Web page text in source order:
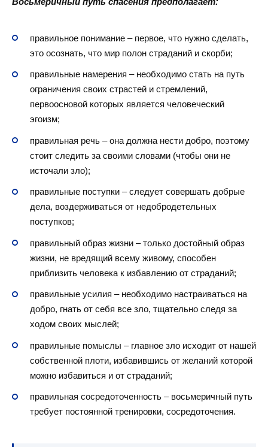
правильное понимание – первое, что нужно сделать,
это осознать, что мир полон страданий и скорби;
правильные намерения – необходимо стать на путь
ограничения своих страстей и стремлений,
первоосновой которых является человеческий
эгоизм;
правильная речь – она должна нести добро, поэтому
стоит следить за своими словами (чтобы они не
источали зло);
правильные поступки – следует совершать добрые
дела, воздерживаться от недобродетельных
поступков;
правильный образ жизни – только достойный образ
жизни, не вредящий всему живому, способен
приблизить человека к избавлению от страданий;
правильные усилия – необходимо настраиваться на
добро, гнать от себя все зло, тщательно следя за
ходом своих мыслей;
правильные помыслы – главное зло исходит от нашей
собственной плоти, избавившись от желаний которой
можно избавиться и от страданий;
правильная сосредоточенность – восьмеричный путь
требует постоянной тренировки, сосредоточения.